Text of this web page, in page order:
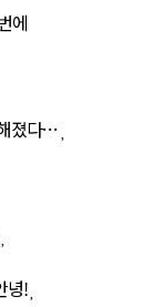
에
졌다…
녕!